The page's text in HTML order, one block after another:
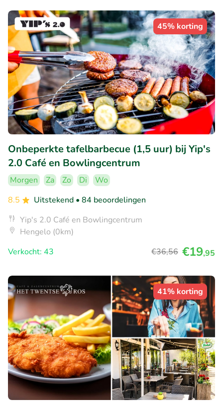
45% korting
Onbeperkte tafelbarbecue (1,5 uur) bij Yip's
2.0 Café en Bowlingcentrum
Morgen Za Zo Di
Wo
8.5
Uitstekend • 84 beoordelingen
Yip's 2.0 Café en Bowlingcentrum
Hengelo (0km)
Verkocht: 43
€36,56 €19,95
41% korting